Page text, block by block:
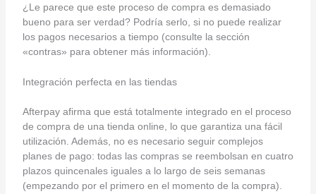
¿Le parece que este proceso de compra es demasiado
bueno para ser verdad? Podría serlo, si no puede realizar
los pagos necesarios a tiempo (consulte la sección
«contras» para obtener más información).
Integración perfecta en las tiendas
Afterpay afirma que está totalmente integrado en el proceso
de compra de una tienda online, lo que garantiza una fácil
utilización. Además, no es necesario seguir complejos
planes de pago: todas las compras se reembolsan en cuatro
plazos quincenales iguales a lo largo de seis semanas
(empezando por el primero en el momento de la compra).